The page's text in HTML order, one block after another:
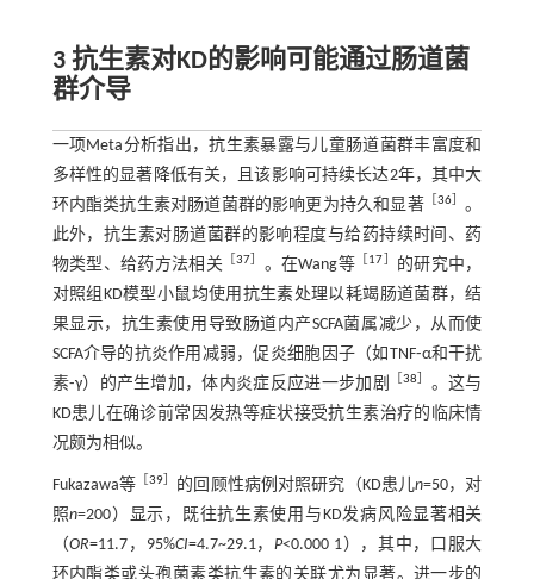
3 抗生素对KD的影响可能通过肠道菌
群介导
一项Meta分析指出，抗生素暴露与儿童肠道菌群丰富度和
多样性的显著降低有关，且该影响可持续长达2年，其中大
环内酯类抗生素对肠道菌群的影响更为持久和显著［36
。
此外，抗生素对肠道菌群的影响程度与给药持续时间、药
物类型、给药方法相关 ［37 。在Wang等 17
的研究中，
对照组KD模型小鼠均使用抗生素处理以耗竭肠道菌群，结
果显示，抗生素使用导致肠道内产SCFA菌属减少，从而使
SCFA介导的抗炎作用减弱，促炎细胞因子（如TNF⁃α和干扰
素⁃γ）的产生增加，体内炎症反应进一步加剧
［38
。这与
KD患儿在确诊前常因发热等症状接受抗生素治疗的临床情
况颇为相似。
Fukazawa等［39 的回顾性病例对照研究（KD患儿n=50，对
照n=200）显示，既往抗生素使用与KD发病风险显著相关
（OR=11.7，95%CI=4.7~29.1，P<0.000 1），其中，口服大
环内酯类或头孢菌素类抗生素的关联尤为显著。进一步的